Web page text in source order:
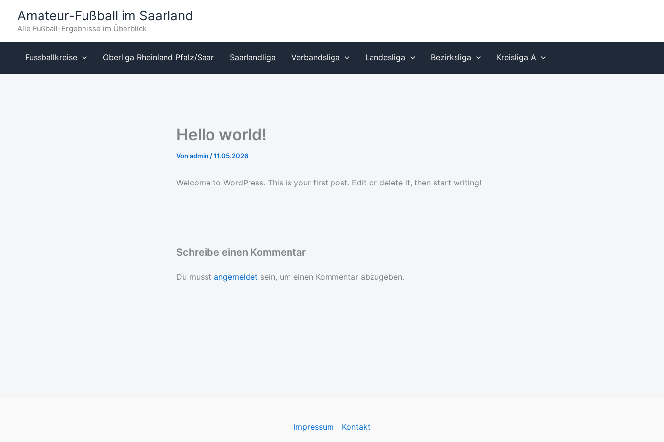
Inhalt
springen
Amateur-Fußball im Saarland
Alle Fußball-Ergebnisse im Überblick
Fussballkreise Oberliga Rheinland Pfalz/Saar Saarlandliga Verbandsliga Landesliga Bezirksliga Kreisliga A
Hello world!
Von admin /11.05.2026
Welcome to WordPress. This is your first post. Edit or delete it, then start writing!
Schreibe einen Kommentar
Du musst angemeldet sein, um einen Kommentar abzugeben.
Impressum Kontakt